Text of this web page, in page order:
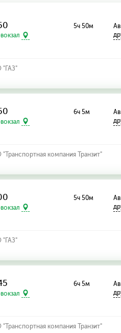
5ч 50м
6ч 5м
компания Транзит"
5ч 50м
6ч 5м
компания Транзит"